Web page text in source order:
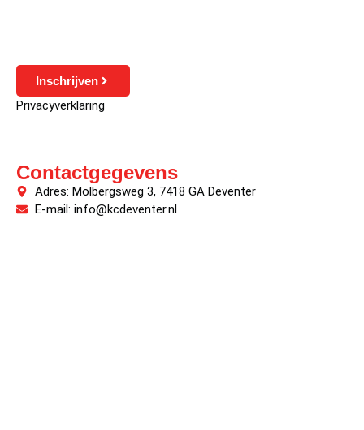
Inschrijven
Privacyverklaring
Contactgegevens
Adres: Molbergsweg 3, 7418 GA Deventer
E-mail: info@kcdeventer.nl